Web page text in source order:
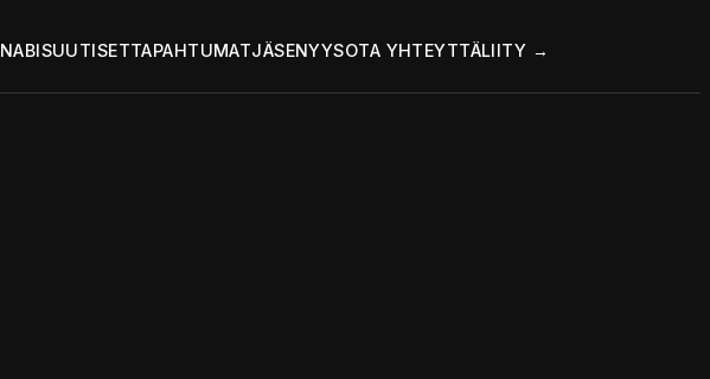
UUTISETTAPAHTUMATJÄSENYYSOTA YHTEYTTÄLIITY →